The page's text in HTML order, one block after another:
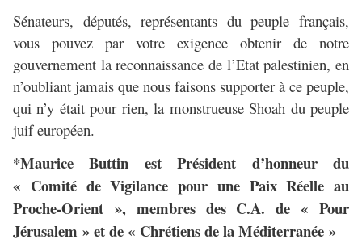
Sénateurs, députés, représentants du peuple français,
vous pouvez par votre exigence obtenir de notre
gouvernement la reconnaissance de l’Etat palestinien, en
n’oubliant jamais que nous faisons supporter à ce peuple,
qui n’y était pour rien, la monstrueuse Shoah du peuple
juif européen.
*Maurice Buttin est
Président d’honneur du
« Comité de Vigilance pour une Paix Réelle au
Proche-Orient », membres des C.A. de « Pour
Jérusalem » et de « Chrétiens de la Méditerranée »